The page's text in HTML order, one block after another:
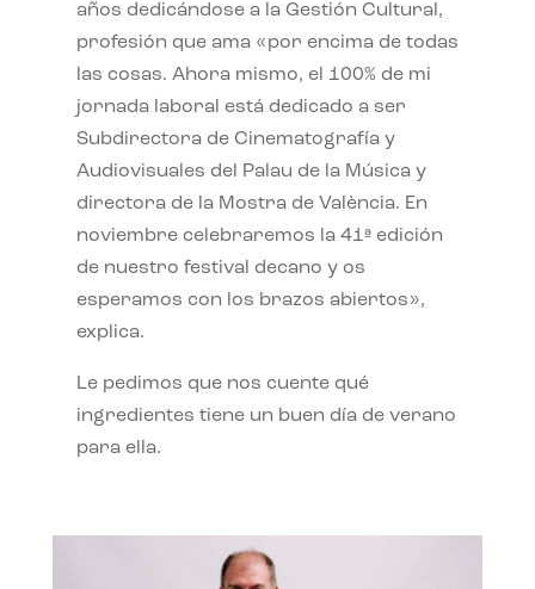
años dedicándose a la Gestión Cultural,
profesión que ama «por encima de todas
las cosas. Ahora mismo, el 100% de mi
jornada laboral está dedicado a ser
Subdirectora de Cinematografía y
Audiovisuales del Palau de la Música y
directora de la Mostra de València. En
noviembre celebraremos la 41ª edición
de nuestro festival decano y os
esperamos con los brazos abiertos»,
explica.
Le pedimos que nos cuente qué
ingredientes tiene un buen día de verano
para ella.